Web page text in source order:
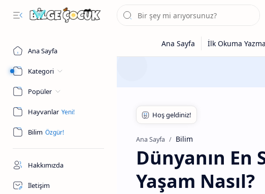
Ana Sayfa
Kategori
Popüler
Hayvanlar
Bilim
Hakkımızda
İletişim
Ana Sayfa Bilim
Dünyanın En
Yaşam Nasıl?